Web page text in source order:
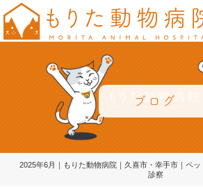
ブログ
2025年6月｜もりた動物病院｜久喜市・幸手市｜ペ
診察